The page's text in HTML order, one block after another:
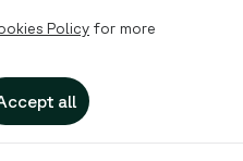
Policy for more
all